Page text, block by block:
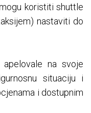
koristiti shuttle
nastaviti do
na svoje
situaciju i
i dostupnim